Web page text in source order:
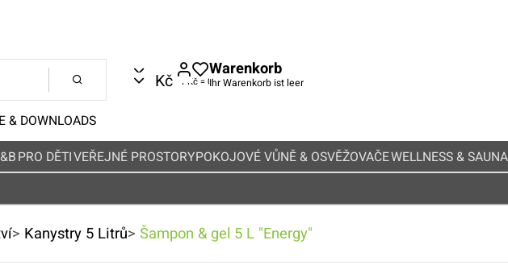
Kč
Warenkorb
Ihr Warenkorb ist leer
& DOWNLOADS
PRO DĚTIVEŘEJNÉ PROSTORYPOKOJOVÉ VŮNĚ & OSVĚŽOVAČEWELLNESS & SAUNA
> Kanystry 5 Litrů> Šampon & gel 5 L "Energy"